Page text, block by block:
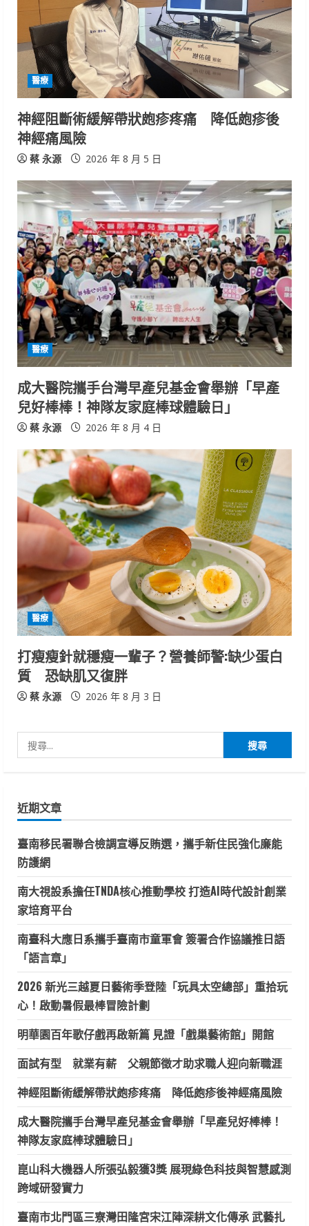
d
i
n
g
醫療
神經阻斷術緩解帶狀皰疹疼痛 降低皰疹後
神經痛風險
蔡 永源 2026 年 8 月 5 日
醫療
成大醫院攜手台灣早產兒基金會舉辦「早產
兒好棒棒！神隊友家庭棒球體驗日」
蔡 永源 2026 年 8 月 4 日
醫療
打瘦瘦針就穩瘦一輩子？營養師警:缺少蛋白
質 恐缺肌又復胖
蔡 永源 2026 年 8 月 3 日
尋
字:
近期文章
臺南移民署聯合檢調宣導反賄選，攜手新住民強化廉能
防護網
南大視設系擔任TNDA核心推動學校 打造AI時代設計創業
家培育平台
南臺科大應日系攜手臺南市童軍會 簽署合作協議推日語
「語言章」
2026 新光三越夏日藝術季登陸「玩具太空總部」重拾玩
心！啟動暑假最棒冒險計劃
明華園百年歌仔戲再啟新篇 見證「戲巢藝術館」開館
面試有型 就業有薪 父親節徵才助求職人迎向新職涯
神經阻斷術緩解帶狀皰疹疼痛 降低皰疹後神經痛風險
成大醫院攜手台灣早產兒基金會舉辦「早產兒好棒棒！
神隊友家庭棒球體驗日」
崑山科大機器人所張弘毅獲3獎 展現綠色科技與智慧感測
跨域研發實力
臺南市北門區三寮灣田隆宮宋江陣深耕文化傳承 武藝扎